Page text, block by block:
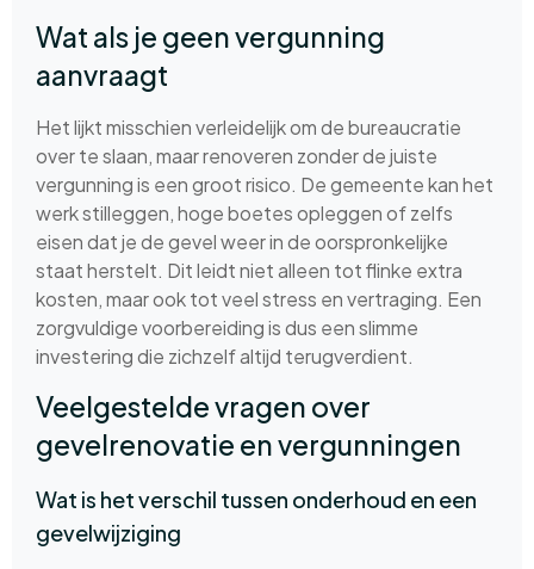
Wat als je geen vergunning
aanvraagt
Het lijkt misschien verleidelijk om de bureaucratie
over te slaan, maar renoveren zonder de juiste
vergunning is een groot risico. De gemeente kan het
werk stilleggen, hoge boetes opleggen of zelfs
eisen dat je de gevel weer in de oorspronkelijke
staat herstelt. Dit leidt niet alleen tot flinke extra
kosten, maar ook tot veel stress en vertraging. Een
zorgvuldige voorbereiding is dus een slimme
investering die zichzelf altijd terugverdient.
Veelgestelde vragen over
gevelrenovatie en vergunningen
Wat is het verschil tussen onderhoud en een
gevelwijziging